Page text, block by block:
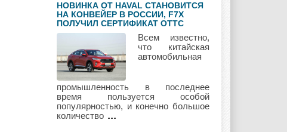
Land Rover Lifan Lexus
Lotus Lincoln
НОВИНКА ОТ HAVAL СТАНОВИТСЯ
НА КОНВЕЙЕР В РОССИИ, F7Х
ПОЛУЧИЛ СЕРТИФИКАТ ОТТС
Всем известно,
что китайская
автомобильная
промышленность в последнее
время пользуется особой
популярностью, и конечно большое
количество